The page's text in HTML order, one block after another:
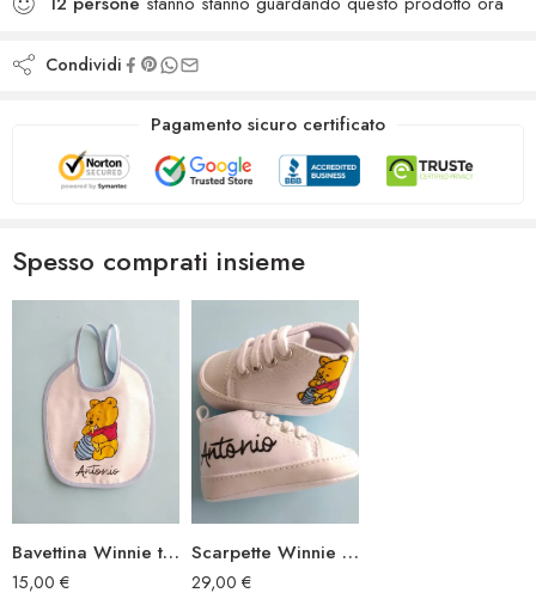
Condividi
Pagamento sicuro certificato
Spesso comprati insieme
Bavettina Winnie the pooh miele
15,00 €
Scarpette Winnie the pooh miele
29,00 €